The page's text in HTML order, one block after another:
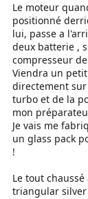
Le moteur
positionné
lui, passe a
deux batterie ,
compresseur
Viendra un
directement
turbo et de la
mon
Je vais me
un glass pack
!
Le tout
triangular silver